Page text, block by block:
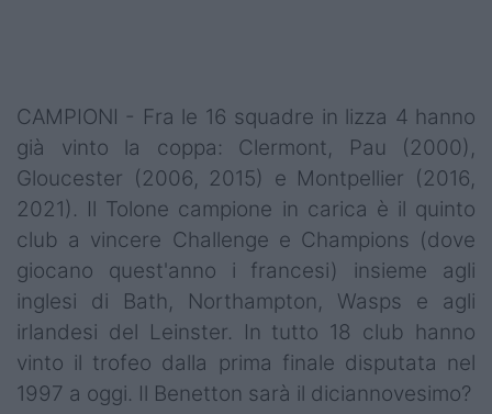
CAMPIONI - Fra le 16 squadre in lizza 4 hanno
già vinto la coppa: Clermont, Pau (2000),
Gloucester (2006, 2015) e Montpellier (2016,
2021). Il Tolone campione in carica è il quinto
club a vincere Challenge e Champions (dove
giocano quest'anno i francesi) insieme agli
inglesi di Bath, Northampton, Wasps e agli
irlandesi del Leinster. In tutto 18 club hanno
vinto il trofeo dalla prima finale disputata nel
1997 a oggi. Il Benetton sarà il diciannovesimo?